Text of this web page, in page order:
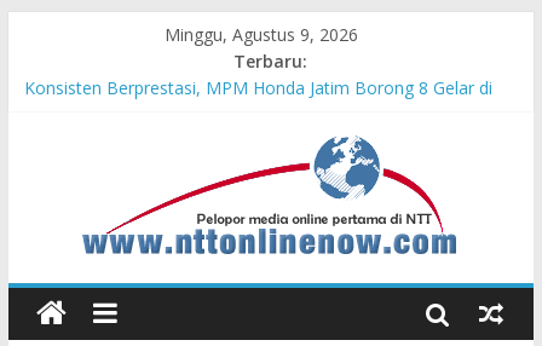
Minggu, Agustus 9, 2026
Terbaru:
Bupati Belu Buka Garuda Sakti Cross Border Fest 2026
Konsisten Berprestasi, MPM Honda Jatim Borong 8 Gelar di
MPM Honda Jatim Kembali Berikan Beasiswa bagi Anak Asuh
MPM Honda Jatim Bersama YBSI Berikan Pemeriksaan dan
Pengobatan Gratis bagi 100 Veteran LVRI
Cross Border, Belu Garda Terdepan NKRI, Harus Jadi Pusat
Pertumbuhan Pariwisata